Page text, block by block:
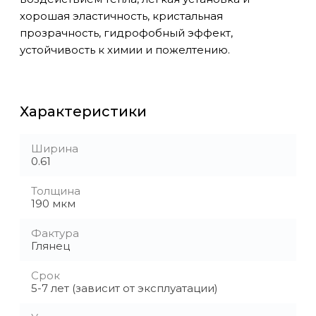
хорошая эластичность, кристальная
прозрачность, гидрофобный эффект,
устойчивость к химии и пожелтению.
Характеристики
Ширина
0.61
Толщина
190 мкм
Фактура
Глянец
Срок
5-7 лет (зависит от эксплуатации)